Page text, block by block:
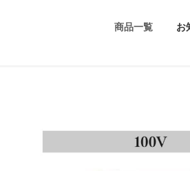
商品一覧 お